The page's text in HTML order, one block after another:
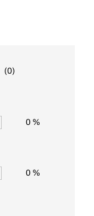
(0)
0 %
0 %